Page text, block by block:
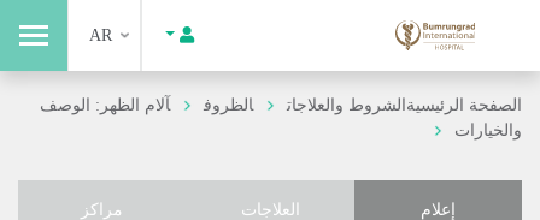
AR
الصفحة الرئيسيةالشروط والعلاجات الظروف
آلام الظهر: الوصف
والخيارات
إعلام العلاجات مراكز